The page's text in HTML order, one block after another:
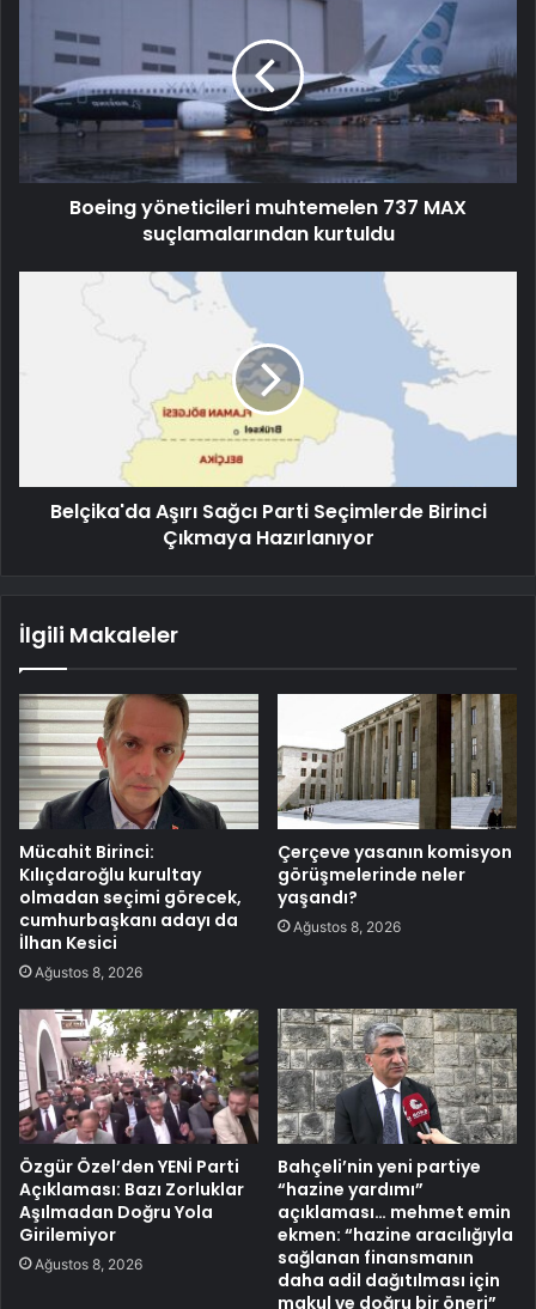
Boeing yöneticileri muhtemelen 737 MAX
suçlamalarından kurtuldu
Belçika'da Aşırı Sağcı Parti Seçimlerde Birinci
Çıkmaya Hazırlanıyor
İlgili Makaleler
Mücahit Birinci:
Kılıçdaroğlu kurultay
olmadan seçimi görecek,
cumhurbaşkanı adayı da
İlhan Kesici
Ağustos 8, 2026
Çerçeve yasanın komisyon
görüşmelerinde neler
yaşandı?
Ağustos 8, 2026
Özgür Özel’den YENİ Parti
Açıklaması: Bazı Zorluklar
Aşılmadan Doğru Yola
Girilemiyor
Ağustos 8, 2026
Bahçeli’nin yeni partiye
“hazine yardımı”
açıklaması… mehmet emin
ekmen: “hazine aracılığıyla
sağlanan finansmanın
daha adil dağıtılması için
makul ve doğru bir öneri”